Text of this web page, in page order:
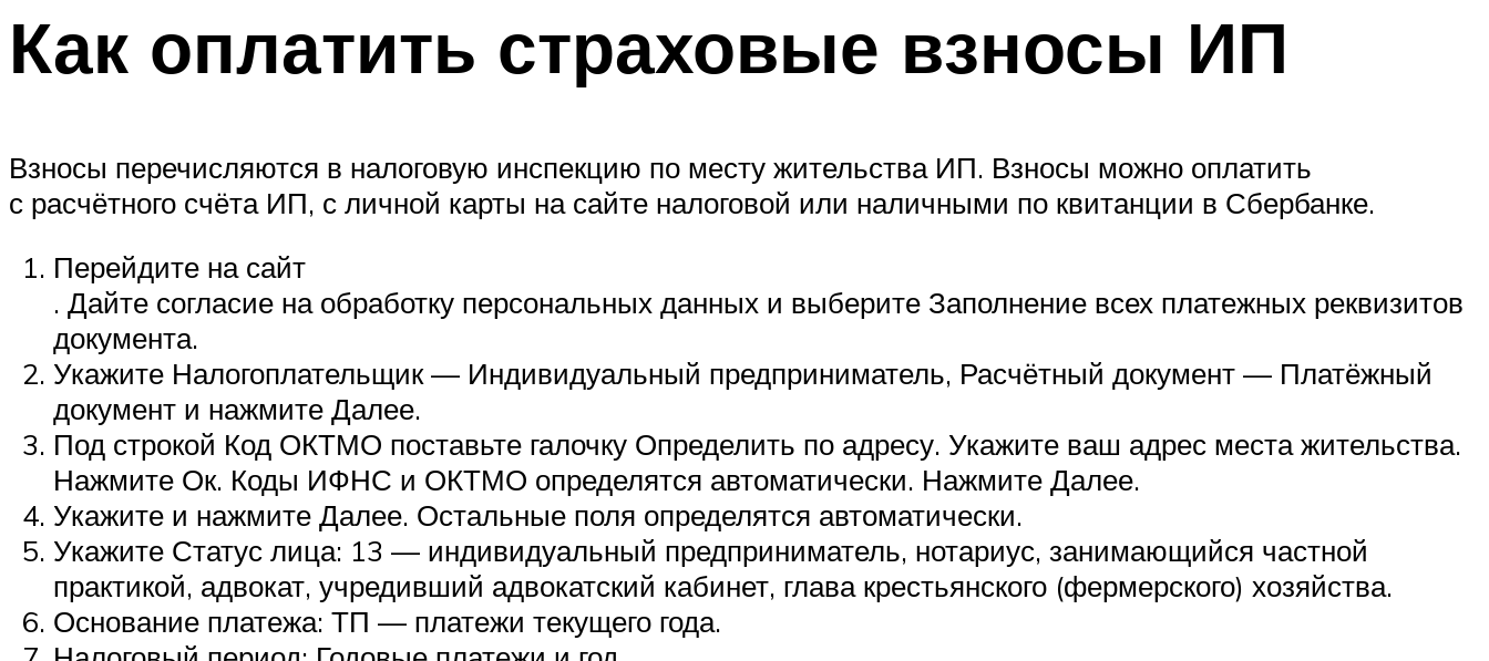
Как оплатить страховые взносы ИП
Взносы перечисляются в налоговую инспекцию по месту жительства ИП. Взносы можно оплатить
с расчётного счёта ИП, с личной карты на сайте налоговой или наличными по квитанции в Сбербанке.
Перейдите на сайт
. Дайте согласие на обработку персональных данных и выберите Заполнение всех платежных реквизитов
документа.
Укажите Налогоплательщик — Индивидуальный предприниматель, Расчётный документ — Платёжный
документ и нажмите Далее.
Под строкой Код ОКТМО поставьте галочку Определить по адресу. Укажите ваш адрес места жительства.
Нажмите Ок. Коды ИФНС и ОКТМО определятся автоматически. Нажмите Далее.
Укажите и нажмите Далее. Остальные поля определятся автоматически.
Укажите Статус лица: 13 — индивидуальный предприниматель, нотариус, занимающийся частной
практикой, адвокат, учредивший адвокатский кабинет, глава крестьянского (фермерского) хозяйства.
Основание платежа: ТП — платежи текущего года.